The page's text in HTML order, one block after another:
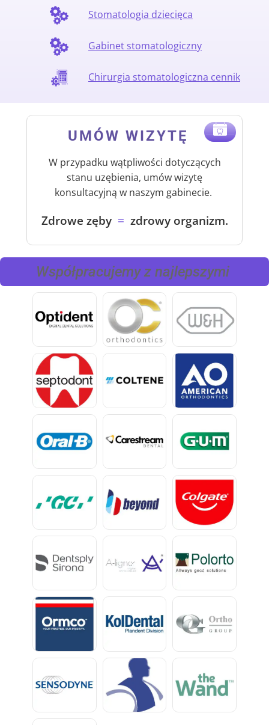
Stomatologia dziecięca
Gabinet stomatologiczny
Chirurgia stomatologiczna cennik
UMÓW WIZYTĘ
W przypadku wątpliwości dotyczących
stanu uzębienia, umów wizytę
konsultacyjną w naszym gabinecie.
Zdrowe zęby = zdrowy organizm.
Współpracujemy z najlepszymi